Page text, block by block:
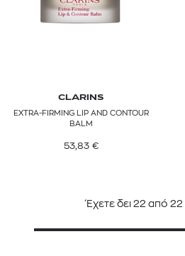
CLARINS
EXTRA-FIRMING LIP AND CONTOUR
BALM
53,83 €
Έχετε δει 22 από 22